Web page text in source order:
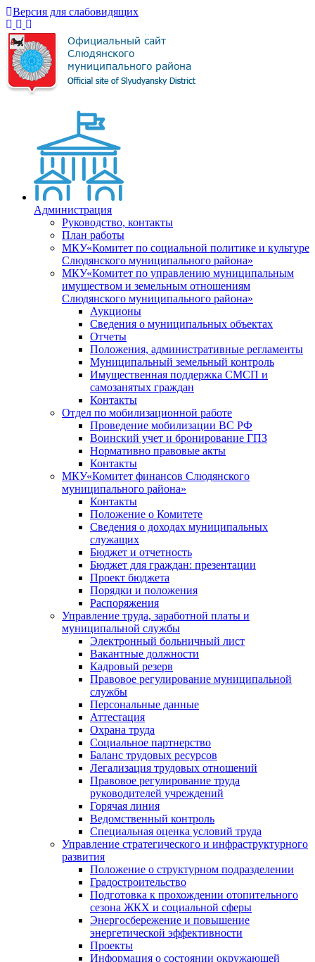
Версия для слабовидящих
Администрация
Руководство, контакты
План работы
МКУ«Комитет по социальной политике и культуре
Слюдянского муниципального района»
МКУ«Комитет по управлению муниципальным
имуществом и земельным отношениям
Слюдянского муниципального района»
Аукционы
Сведения о муниципальных объектах
Отчеты
Положения, административные регламенты
Муниципальный земельный контроль
Имущественная поддержка СМСП и
самозанятых граждан
Контакты
Отдел по мобилизационной работе
Проведение мобилизации ВС РФ
Воинский учет и бронирование ГПЗ
Нормативно правовые акты
Контакты
МКУ«Комитет финансов Слюдянского
муниципального района»
Контакты
Положение о Комитете
Сведения о доходах муниципальных
служащих
Бюджет и отчетность
Бюджет для граждан: презентации
Проект бюджета
Порядки и положения
Распоряжения
Управление труда, заработной платы и
муниципальной службы
Электронный больничный лист
Вакантные должности
Кадровый резерв
Правовое регулирование муниципальной
службы
Персональные данные
Аттестация
Охрана труда
Социальное партнерство
Баланс трудовых ресурсов
Легализация трудовых отношений
Правовое регулирование труда
руководителей учреждений
Горячая линия
Ведомственный контроль
Специальная оценка условий труда
Управление стратегического и инфраструктурного
развития
Положение о структурном подразделении
Градостроительство
Подготовка к прохождении отопительного
сезона ЖКХ и социальной сферы
Энергосбережение и повышение
энергетической эффективности
Проекты
Информация о состоянии окружающей